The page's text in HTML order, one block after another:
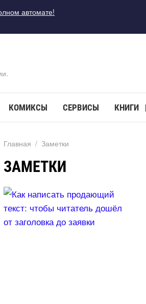
автомате!
КОМИКСЫ СЕРВИСЫ КНИГИ
Главная / Заметки
ЗАМЕТКИ